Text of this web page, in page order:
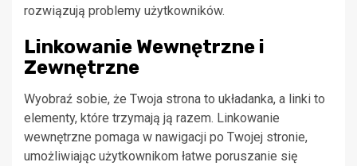
rozwiązują problemy użytkowników.
Linkowanie Wewnętrzne i
Zewnętrzne
Wyobraź sobie, że Twoja strona to układanka, a linki to
elementy, które trzymają ją razem. Linkowanie
wewnętrzne pomaga w nawigacji po Twojej stronie,
umożliwiając użytkownikom łatwe poruszanie się